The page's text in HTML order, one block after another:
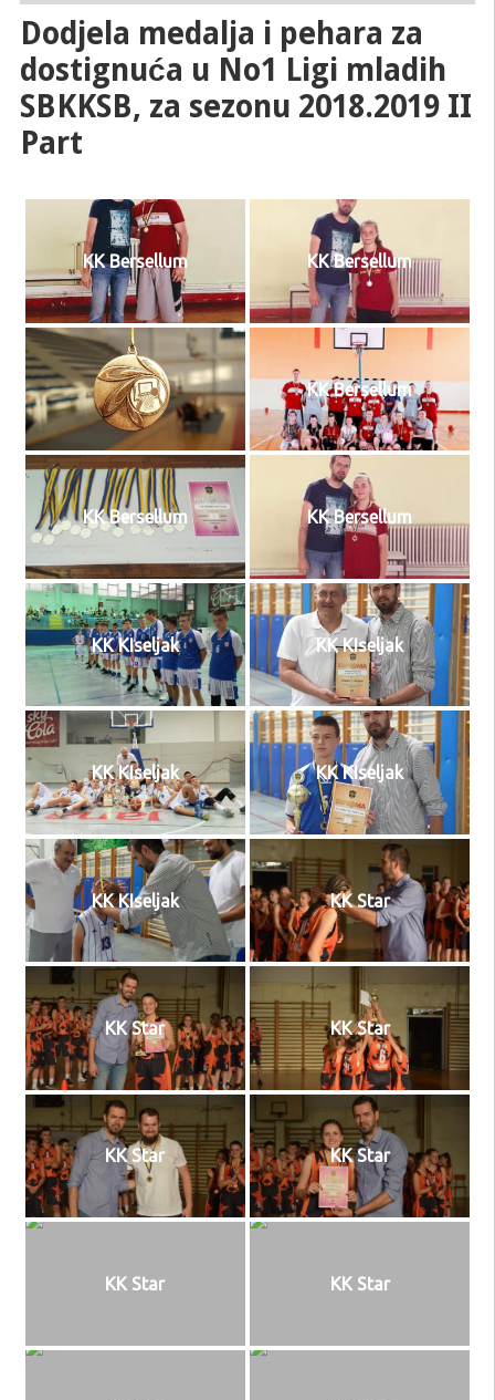
Dodjela medalja i pehara za
dostignuća u No1 Ligi mladih
SBKKSB, za sezonu 2018.2019 II
Part
KK Bersellum KK Bersellum
KK Bersellum
KK Bersellum KK Bersellum
KK KIseljak KK KIseljak
KK KIseljak KK KIseljak
KK KIseljak KK Star
KK Star KK Star
KK Star KK Star
KK Star KK Star